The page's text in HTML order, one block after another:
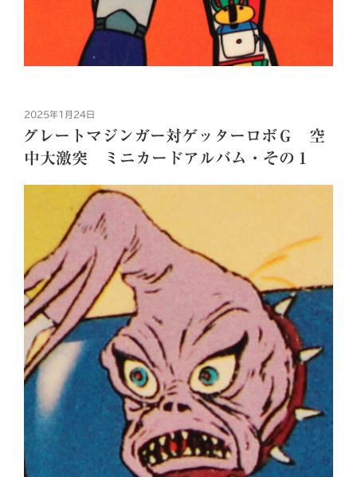
投
稿
日:
2025年1月24日
グレートマジンガー対ゲッターロボＧ 空
中大激突 ミニカードアルバム・その１